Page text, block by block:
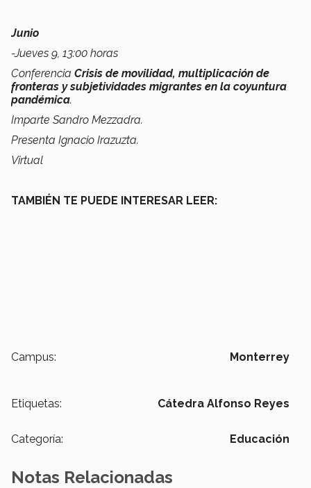
Junio
-Jueves 9, 13:00 horas
Conferencia Crisis de movilidad, multiplicación de
fronteras y subjetividades migrantes en la coyuntura
pandémica.
Imparte Sandro Mezzadra.
Presenta Ignacio Irazuzta.
Virtual
TAMBIÉN TE PUEDE INTERESAR LEER:
Campus: Monterrey
Etiquetas: Cátedra Alfonso Reyes
Categoría: Educación
Notas Relacionadas